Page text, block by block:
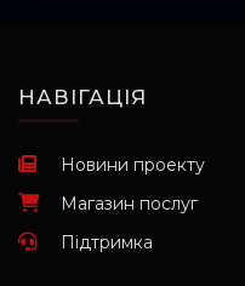
НАВІГАЦІЯ
Новини проекту
Магазин послуг
Підтримка